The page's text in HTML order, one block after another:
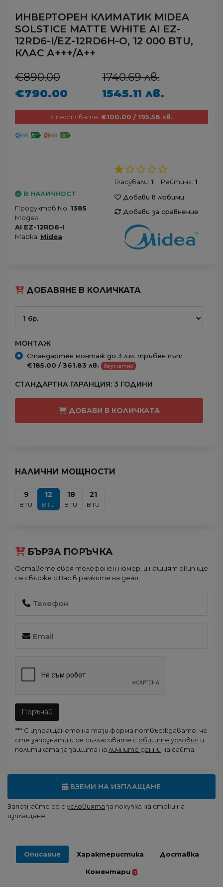
ИНВЕРТОРЕН КЛИМАТИК MIDEA
SOLSTICE MATTE WHITE AI EZ-
12RD6-I/EZ-12RD6H-O, 12 000 BTU,
КЛАС А+++/A++
€890.00
€790.00
1740.69 лв.
1545.11 лв.
Спестявате: €100.00 / 195.58 лв.
В НАЛИЧНОСТ
Продуктов No: 1385
Модел:
AI EZ-12RD6-I
Марка: Midea
Гласували: 1 Рейтинг: 1
Добави в любими
Добави за сравнение
ДОБАВЯНЕ В КОЛИЧКАТА
МОНТАЖ
Стандартен монтаж до 3 л.м. тръбен път
€185.00 / 361.83 лв. безплатно
СТАНДАРТНА ГАРАНЦИЯ: 3 ГОДИНИ
ДОБАВИ В КОЛИЧКАТА
НАЛИЧНИ МОЩНОСТИ
9
BTU
12
BTU
18
BTU
21
BTU
БЪРЗА ПОРЪЧКА
Оставете своя телефонен номер, и нашият екип ще
се свърже с Вас в рамките на деня.
Поръчай
*** С изпращането на тази форма потвърждавате, че
сте запознати и се съгласявате с общите условия и
политиката за защита на личните данни на сайта.
ВЗЕМИ НА ИЗПЛАЩАНЕ
Запознайте се с условията за покупка на стоки на
изплащане.
Описание Характеристика Доставка
Коментари 1